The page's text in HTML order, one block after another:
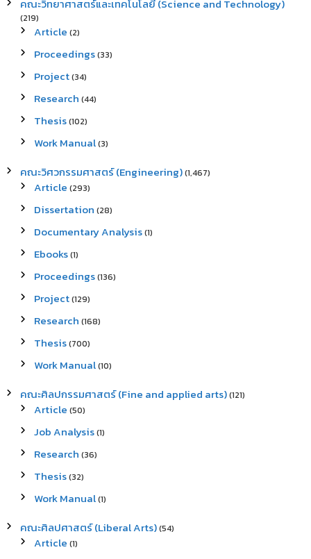
คณะวิทยาศาสตร์และเทคโนโลยี (Science and Technology)
(219)
Article (2)
Proceedings(33)
Project(34)
Research (44)
Thesis(102)
Work Manual(3)
คณะวิศวกรรมศาสตร์ (Engineering)(1,467)
Article (293)
Dissertation (28)
Documentary Analysis(1)
Ebooks(1)
Proceedings(136)
Project(129)
Research (168)
Thesis(700)
Work Manual(10)
คณะศิลปกรรมศาสตร์ (Fine and applied arts)(121)
Article (50)
Job Analysis(1)
Research (36)
Thesis(32)
Work Manual(1)
คณะศิลปศาสตร์ (Liberal Arts)(54)
Article (1)